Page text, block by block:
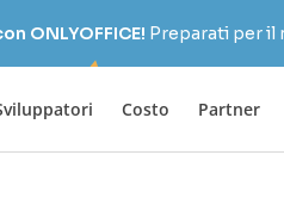
ONLYOFFICE! Preparati per il
Costo Partner